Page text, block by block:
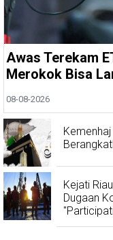
Awas Terekam
Merokok Bisa
08-08-2026
Kejati
Dugaan